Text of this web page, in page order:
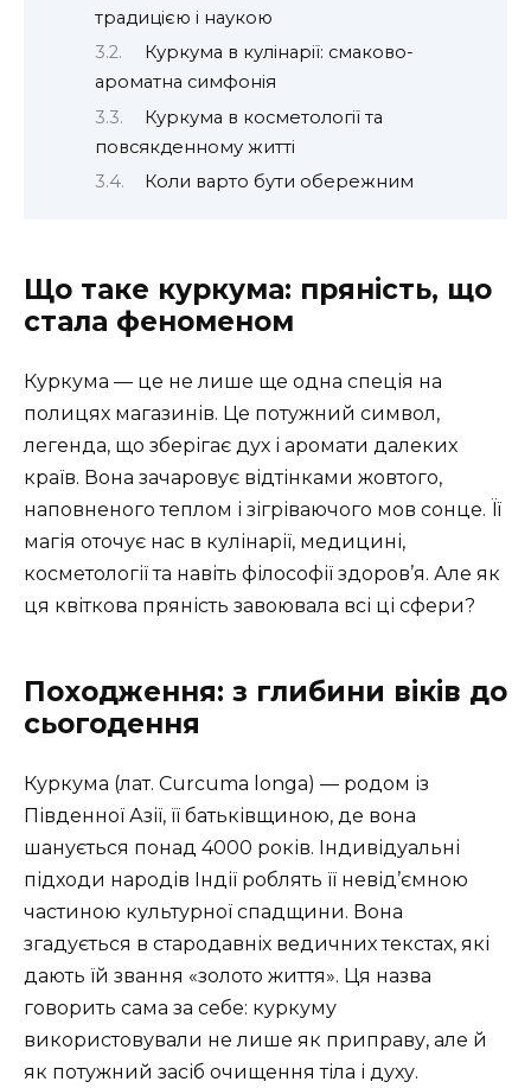
традицією і наукою
Куркума в кулінарії: смаково-
ароматна симфонія
Куркума в косметології та
повсякденному житті
Коли варто бути обережним
Що таке куркума: пряність, що
стала феноменом
Куркума — це не лише ще одна спеція на
полицях магазинів. Це потужний символ,
легенда, що зберігає дух і аромати далеких
країв. Вона зачаровує відтінками жовтого,
наповненого теплом і зігріваючого мов сонце. Її
магія оточує нас в кулінарії, медицині,
косметології та навіть філософії здоров’я. Але як
ця квіткова пряність завоювала всі ці сфери?
Походження: з глибини віків до
сьогодення
Куркума (лат. Curcuma longa) — родом із
Південної Азії, її батьківщиною, де вона
шанується понад 4000 років. Індивідуальні
підходи народів Індії роблять її невід’ємною
частиною культурної спадщини. Вона
згадується в стародавніх ведичних текстах, які
дають їй звання «золото життя». Ця назва
говорить сама за себе: куркуму
використовували не лише як приправу, але й
як потужний засіб очищення тіла і духу.